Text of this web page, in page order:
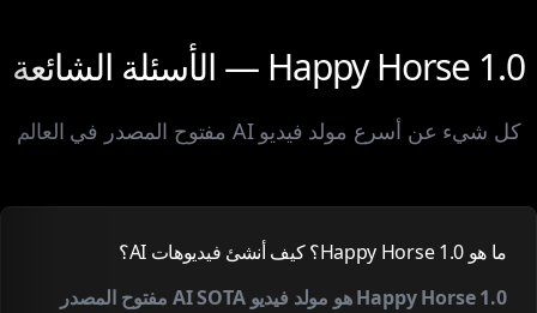
Happy Horse 1.0 — الأسئلة الشائعة
كل شيء عن أسرع مولد فيديو AI مفتوح المصدر في العالم
ما هو Happy Horse 1.0؟ كيف أنشئ فيديوهات AI؟
Happy Horse 1.0 هو مولد فيديو AI SOTA مفتوح المصدر